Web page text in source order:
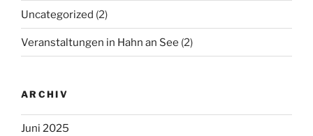
Uncategorized (2)
Veranstaltungen in Hahn an See (2)
ARCHIV
Juni 2025